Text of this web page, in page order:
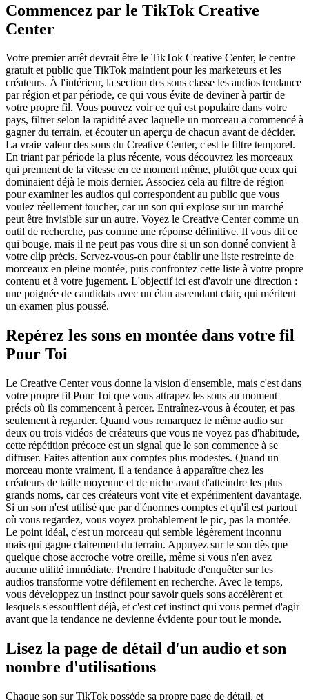
Commencez par le TikTok Creative
Center
Votre premier arrêt devrait être le TikTok Creative Center, le centre
gratuit et public que TikTok maintient pour les marketeurs et les
créateurs. À l'intérieur, la section des sons classe les audios tendance
par région et par période, ce qui vous évite de deviner à partir de
votre propre fil. Vous pouvez voir ce qui est populaire dans votre
pays, filtrer selon la rapidité avec laquelle un morceau a commencé à
gagner du terrain, et écouter un aperçu de chacun avant de décider.
La vraie valeur des sons du Creative Center, c'est le filtre temporel.
En triant par période la plus récente, vous découvrez les morceaux
qui prennent de la vitesse en ce moment même, plutôt que ceux qui
dominaient déjà le mois dernier. Associez cela au filtre de région
pour examiner les audios qui correspondent au public que vous
voulez réellement toucher, car un son qui explose sur un marché
peut être invisible sur un autre. Voyez le Creative Center comme un
outil de recherche, pas comme une réponse définitive. Il vous dit ce
qui bouge, mais il ne peut pas vous dire si un son donné convient à
votre clip précis. Servez-vous-en pour établir une liste restreinte de
morceaux en pleine montée, puis confrontez cette liste à votre propre
contenu et à votre jugement. L'objectif ici est d'avoir une direction :
une poignée de candidats avec un élan ascendant clair, qui méritent
un examen plus poussé.
Repérez les sons en montée dans votre fil
Pour Toi
Le Creative Center vous donne la vision d'ensemble, mais c'est dans
votre propre fil Pour Toi que vous attrapez les sons au moment
précis où ils commencent à percer. Entraînez-vous à écouter, et pas
seulement à regarder. Quand vous remarquez le même audio sur
deux ou trois vidéos de créateurs que vous ne voyez pas d'habitude,
cette répétition précoce est un signal que le son commence à se
diffuser. Faites attention aux comptes plus modestes. Quand un
morceau monte vraiment, il a tendance à apparaître chez les
créateurs de taille moyenne et de niche avant d'atteindre les plus
grands noms, car ces créateurs vont vite et expérimentent davantage.
Si un son n'est utilisé que par d'énormes comptes et qu'il est partout
où vous regardez, vous voyez probablement le pic, pas la montée.
Le point idéal, c'est un morceau qui semble légèrement inconnu
mais qui gagne clairement du terrain. Appuyez sur le son dès que
quelque chose accroche votre oreille, même si vous n'en avez
aucune utilité immédiate. Prendre l'habitude d'enquêter sur les
audios transforme votre défilement en recherche. Avec le temps,
vous développez un instinct pour savoir quels sons accélèrent et
lesquels s'essoufflent déjà, et c'est cet instinct qui vous permet d'agir
avant que la tendance ne devienne évidente pour tout le monde.
Lisez la page de détail d'un audio et son
nombre d'utilisations
Chaque son sur TikTok possède sa propre page de détail, et